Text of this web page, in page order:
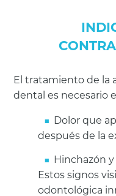
El tratamiento de la
dental es necesario
Dolor que
después de la
Hinchazón
Estos signos
odontológica